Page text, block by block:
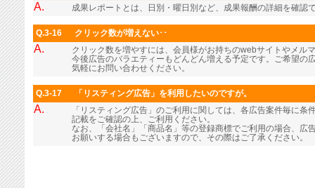
A. 成果レポートとは、日別・曜日別など、成果報酬の詳細を確認
Q.3-16 クリック数が増えない･･
A.
クリック数を増やすには、会員様がお持ちのwebサイトやメル
今後広告のバラエティーもどんどん増える予定です。ご希望の
気軽にお問い合わせください。
Q.3-17 「リスティング広告」を利用したいのですが。
A.
「リスティング広告」のご利用に関しては、各広告案件毎に
記載をご確認の上、ご利用ください。
なお、「会社名」「商品名」等の登録商標でご利用の場合、広
お願いする場合もございますので、その際はご了承ください。